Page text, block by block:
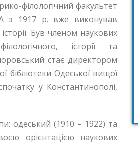
філологічний факультет
А з 1917 р. вже виконував
Був членом наукових
історії та
стає директором
бібліотеки Одеської вищої
у Константинополі,
одеський (1910 – 1922) та
орієнтацією наукових